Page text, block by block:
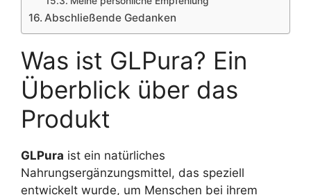
Abschließende Gedanken
Was ist GLPura? Ein
Überblick über das
Produkt
GLPura ist ein natürliches
Nahrungsergänzungsmittel, das speziell
entwickelt wurde, um Menschen bei ihrem